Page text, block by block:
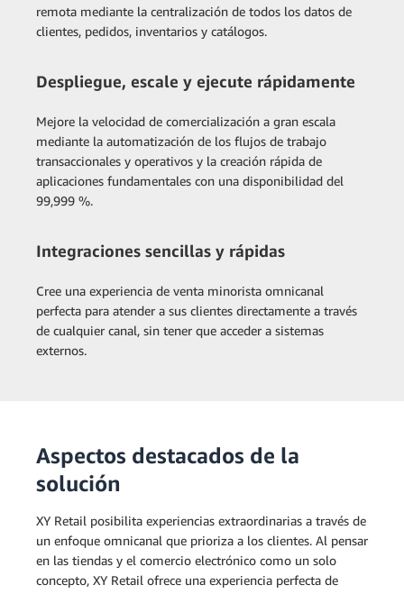
remota mediante la centralización de todos los datos de
clientes, pedidos, inventarios y catálogos.
Despliegue, escale y ejecute rápidamente
Mejore la velocidad de comercialización a gran escala
mediante la automatización de los flujos de trabajo
transaccionales y operativos y la creación rápida de
aplicaciones fundamentales con una disponibilidad del
99,999 %.
Integraciones sencillas y rápidas
Cree una experiencia de venta minorista omnicanal
perfecta para atender a sus clientes directamente a través
de cualquier canal, sin tener que acceder a sistemas
externos.
Aspectos destacados de la
solución
XY Retail posibilita experiencias extraordinarias a través de
un enfoque omnicanal que prioriza a los clientes. Al pensar
en las tiendas y el comercio electrónico como un solo
concepto, XY Retail ofrece una experiencia perfecta de